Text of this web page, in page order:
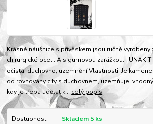
Krásné náušnice s přívěskem jsou ručně vyrobeny
chirurgické oceli. A s gumovou zarážkou.
očista, duchovno, uzemnění Vlastnosti: Je
do rovnováhy city s duchovnem, uzemňuje,
kdy je třeba udělat k... celý popis
Dostupnost
Skladem 5 ks